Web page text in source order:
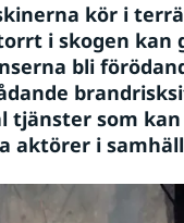
kör i
i skogen kan
bli
tjänster som
aktörer i